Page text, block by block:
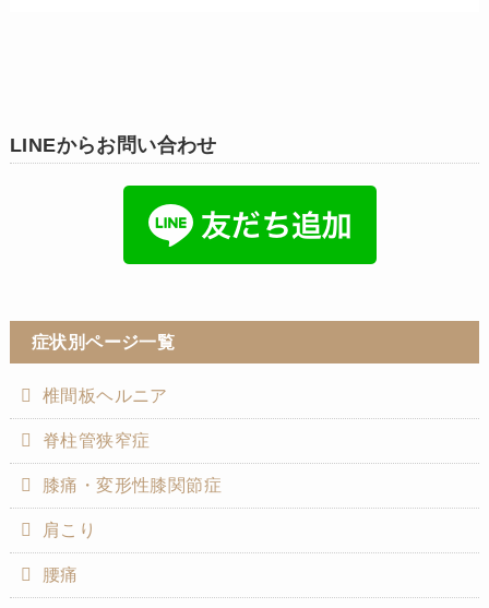
LINEからお問い合わせ
症状別ページ一覧
椎間板ヘルニア
脊柱管狭窄症
膝痛・変形性膝関節症
肩こり
腰痛